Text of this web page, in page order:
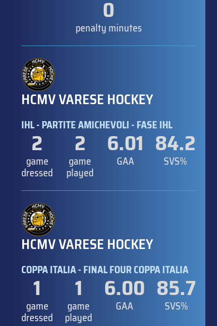
0
penalty minutes
HCMV VARESE HOCKEY
IHL - PARTITE AMICHEVOLI - FASE IHL
2
game
dressed
2
game
played
6.01
GAA
84.2
SVS%
HCMV VARESE HOCKEY
COPPA ITALIA - FINAL FOUR COPPA ITALIA
1
game
dressed
1
game
played
6.00
GAA
85.7
SVS%